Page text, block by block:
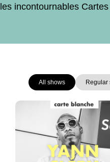
les incontournables
All shows Regular